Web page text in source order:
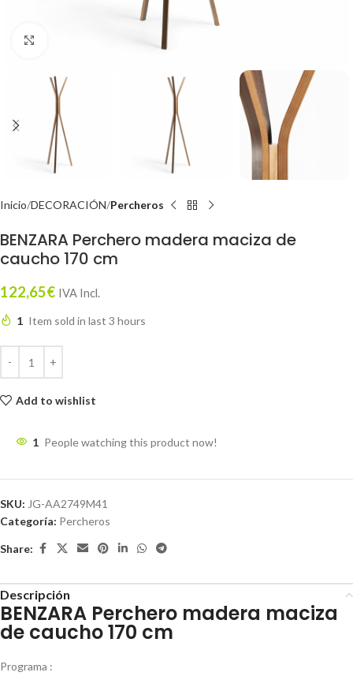
Inicio DECORACIÓN Percheros
BENZARA Perchero madera maciza de
caucho 170 cm
122,65€ IVA Incl.
1 Item sold in last 3 hours
Add to wishlist
1 People watching this product now!
SKU: JG-AA2749M41
Categoría: Percheros
Share:
Descripción
BENZARA Perchero madera maciza
de caucho 170 cm
Programa :